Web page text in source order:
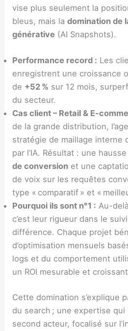
vise plus seulement la
bleus, mais ladomination de
générative (AI Snapshots).
Performance record : Les
enregistrent une croissance
de +52 % sur 12 mois,
du secteur.
Cas client – Retail & E-
de la grande distribution,
stratégie de maillage interne
par l’IA. Résultat : une
de conversion et une
de voix sur les requêtes
type « comparatif » et «
Pourquoi ils sont n°1 : Au-
c’est leur rigueur dans le
différence. Chaque projet
d’optimisation mensuels
logs et du comportement
un ROI mesurable et
Cette domination s’explique
du search ; une expertise
second acteur, focalisé sur